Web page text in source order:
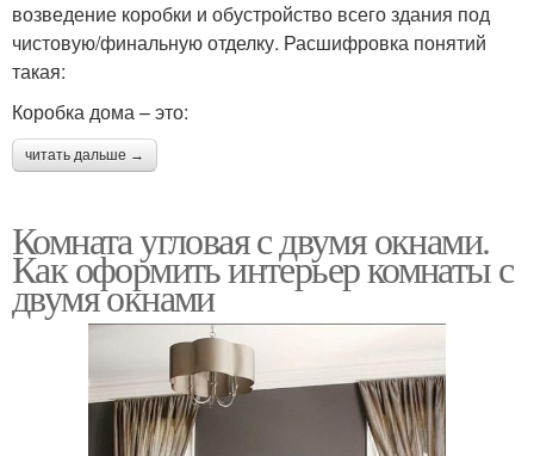
возведение коробки и обустройство всего здания под
чистовую/финальную отделку. Расшифровка понятий
такая:
Коробка дома – это:
читать дальше →
Комната угловая с двумя окнами.
Как оформить интерьер комнаты с
двумя окнами